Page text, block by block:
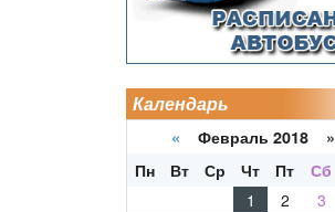
Календарь
« Февраль 2018 »
Пн
Вт Ср Чт Пт Сб
1
2 3